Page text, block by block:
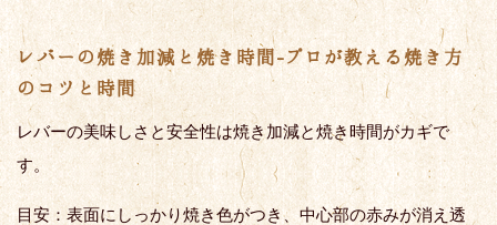
レバーの焼き加減と焼き時間-プロが教える焼き方
のコツと時間
レバーの美味しさと安全性は焼き加減と焼き時間がカギで
す。
目安：表面にしっかり焼き色がつき、中心部の赤みが消え透